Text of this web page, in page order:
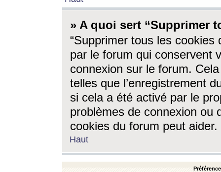
» A quoi sert “Supprimer
“Supprimer tous les cookies
par le forum qui conservent
connexion sur le forum.
telles que l’enregistrement
si cela a été activé par le
problèmes de connexion ou
cookies du forum peut aider.
Haut